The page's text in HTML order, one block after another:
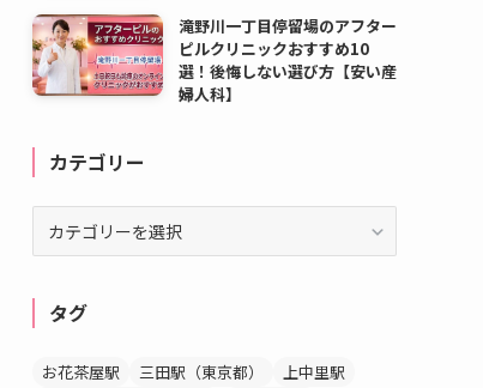
オンライン診療 料金
滝野川一丁目停留場のアフター
ピルクリニックおすすめ10
選！後悔しない選び方【安い産
婦人科】
カテゴリー
リ
ー タグ
お花茶屋駅 三田駅（東京都）
上中里駅